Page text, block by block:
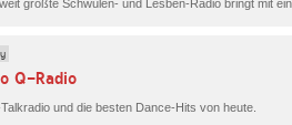
Q-Radio
und die besten Dance-Hits von heute.